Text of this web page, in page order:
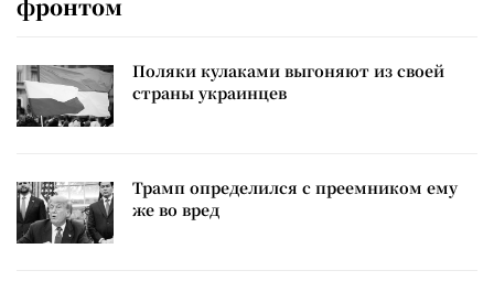
фронтом
Поляки кулаками выгоняют из своей
страны украинцев
Трамп определился с преемником ему
же во вред